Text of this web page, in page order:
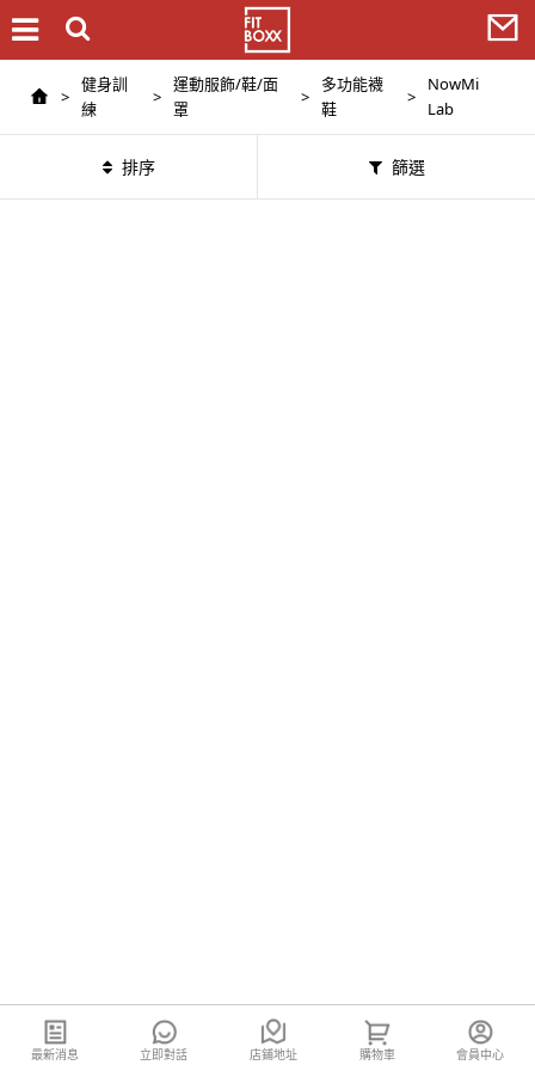
>
健身訓
練
>
運動服飾/鞋/面
罩
>
多功能襪
鞋
>
NowMi
Lab
排序 篩選
最新消息 立即對話 店鋪地址 購物車 會員中心